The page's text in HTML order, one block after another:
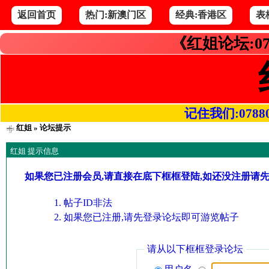
返回首页 热门:新澳门区 经典:香港区 表
《红姐论坛
记住我们
红姐» 论坛提示
红姐 提示信息
如果您已注册会员,请直接在底下框框登陆,如还没注册请
帖子ID非法
如果您已注册,请先登录论坛即可游览帖子
请从以下框框登录论坛